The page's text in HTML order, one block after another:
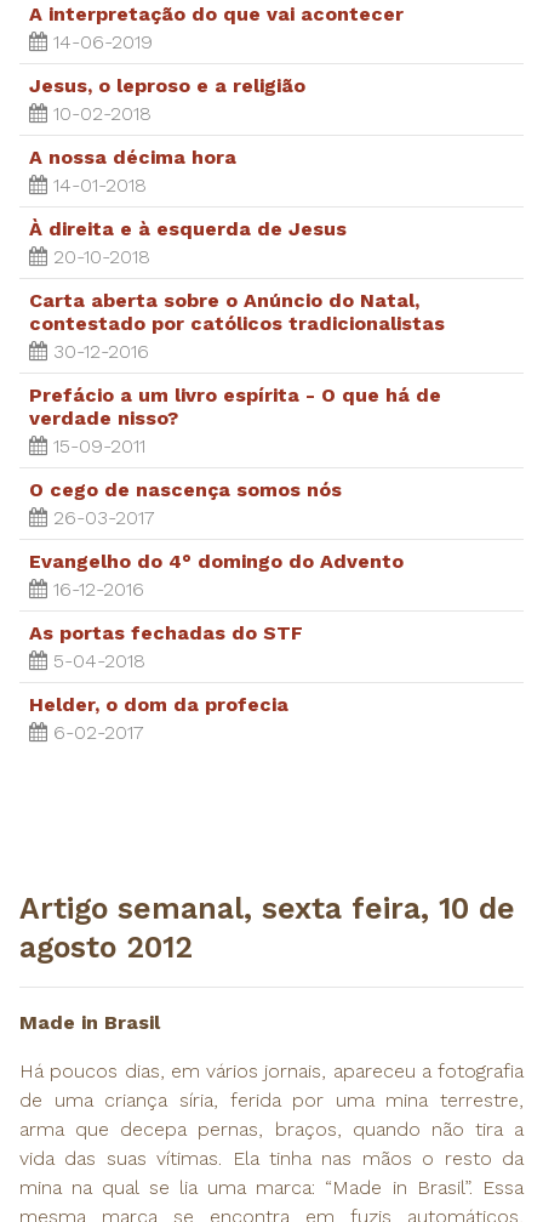
A interpretação do que vai acontecer
14-06-2019
Jesus, o leproso e a religião
10-02-2018
A nossa décima hora
14-01-2018
À direita e à esquerda de Jesus
20-10-2018
Carta aberta sobre o Anúncio do Natal,
contestado por católicos tradicionalistas
30-12-2016
Prefácio a um livro espírita - O que há de
verdade nisso?
15-09-2011
O cego de nascença somos nós
26-03-2017
Evangelho do 4° domingo do Advento
16-12-2016
As portas fechadas do STF
5-04-2018
Helder, o dom da profecia
6-02-2017
Artigo semanal, sexta feira, 10 de
agosto 2012
Made in Brasil
Há poucos dias, em vários jornais, apareceu a fotografia
de uma criança síria, ferida por uma mina terrestre,
arma que decepa pernas, braços, quando não tira a
vida das suas vítimas. Ela tinha nas mãos o resto da
mina na qual se lia uma marca: “Made in Brasil”. Essa
mesma marca se encontra em fuzis automáticos,